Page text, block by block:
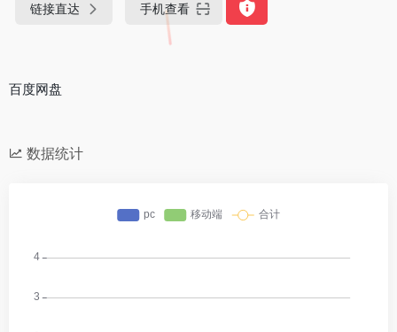
链接直达 手机查看
百度网盘
数据统计